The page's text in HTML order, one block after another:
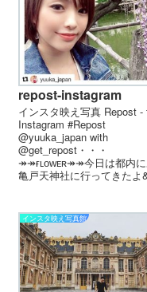
repost-instagram
インスタ映え写真 Repost -
Instagram #Repost
@yuuka_japan with
@get_repost・・・
↠↠️ғʟᴏᴡᴇʀ↠↠ 今日は都内
亀戸天神社に行ってきたよ
インスタ映え写真館